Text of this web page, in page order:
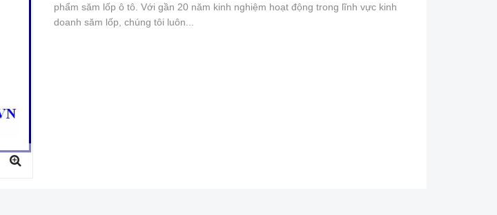
phẩm săm lốp ô tô. Với gần 20 năm kinh nghiệm hoạt động trong lĩnh vực kinh
doanh săm lốp, chúng tôi luôn...